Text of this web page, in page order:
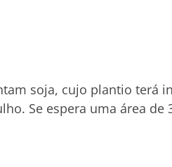
soja, cujo plantio terá
Se espera uma área de